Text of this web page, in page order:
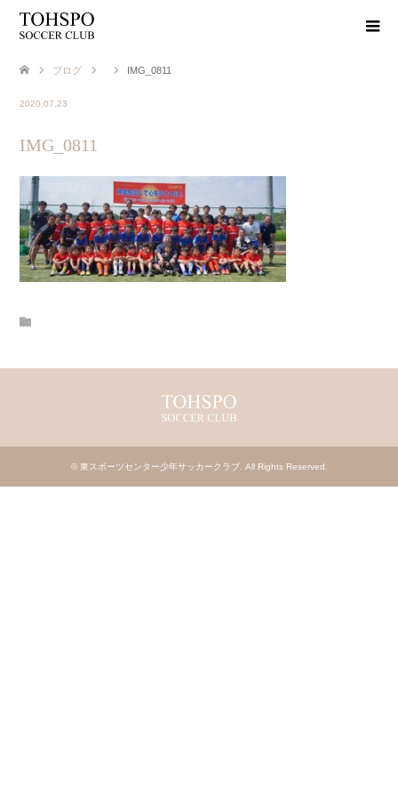
ブログ IMG_0811
2020.07.23
IMG_0811
© 東スポーツセンター少年サッカークラブ. All Rights Reserved.